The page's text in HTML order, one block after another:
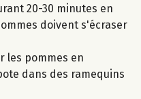
20-30 minutes en
doivent s'écraser
les pommes en
dans des ramequins